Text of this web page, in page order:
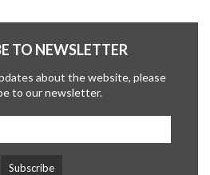
TO NEWSLETTER
about the website, please
to our newsletter.